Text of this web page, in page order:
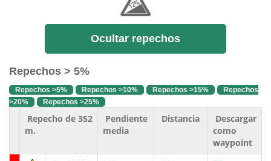
Ocultar repechos
Repechos > 5%
Repechos >5% Repechos >10% Repechos >15%
Repechos
>20%
Repechos >25%
Repecho de 352
m.
Pendiente
media
Distancia
Descargar
como
waypoint